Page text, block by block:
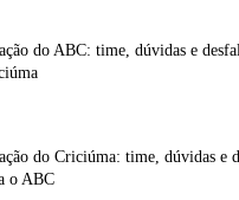
do ABC: time, dúvidas e
do Criciúma: time, dúvidas e
o ABC